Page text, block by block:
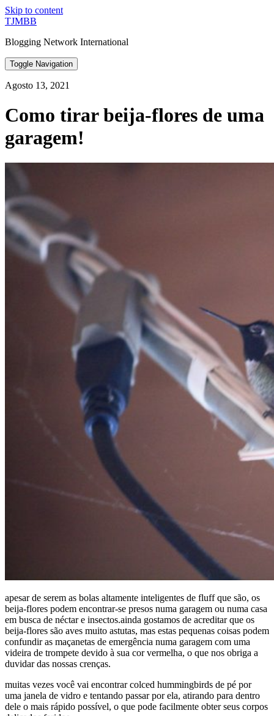
Skip to content
TJMBB
Blogging Network International
Toggle Navigation
Agosto 13, 2021
Como tirar beija-flores de uma
garagem!
apesar de serem as bolas altamente inteligentes de fluff que são, os
beija-flores podem encontrar-se presos numa garagem ou numa casa
em busca de néctar e insectos.ainda gostamos de acreditar que os
beija-flores são aves muito astutas, mas estas pequenas coisas podem
confundir as maçanetas de emergência numa garagem com uma
videira de trompete devido à sua cor vermelha, o que nos obriga a
duvidar das nossas crenças.
muitas vezes você vai encontrar colced hummingbirds de pé por
uma janela de vidro e tentando passar por ela, atirando para dentro
dele o mais rápido possível, o que pode facilmente obter seus corpos